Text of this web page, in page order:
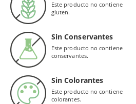
Este producto no contiene
gluten.
Sin Conservantes
Este producto no contiene
conservantes.
Sin Colorantes
Este producto no contiene
colorantes.